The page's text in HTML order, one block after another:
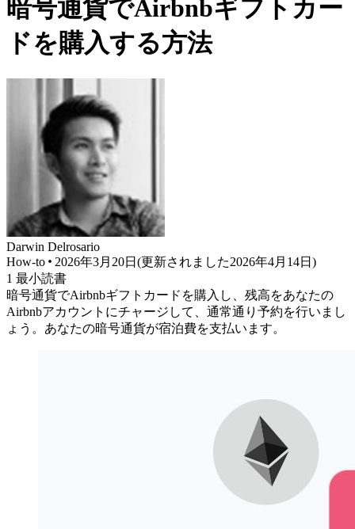
暗号通貨でAirbnbギフトカー
ドを購入する方法
Darwin Delrosario
How-to
2026年3月20日 (更新されました2026年4月14日 )
1 最小読書
暗号通貨でAirbnbギフトカードを購入し、残高をあなたの
Airbnbアカウントにチャージして、通常通り予約を行いまし
ょう。あなたの暗号通貨が宿泊費を支払います。